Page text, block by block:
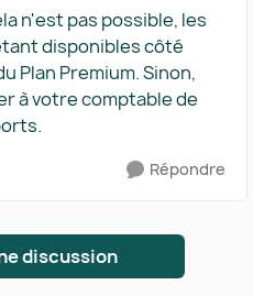
n'est pas possible, les
disponibles côté
Plan Premium. Sinon,
à votre comptable de
Répondre
discussion